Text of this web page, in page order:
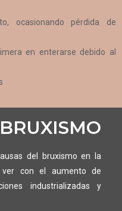
ocasionando pérdida de
en enterarse debido al
del bruxismo en la
ver con el aumento de
industrializadas y